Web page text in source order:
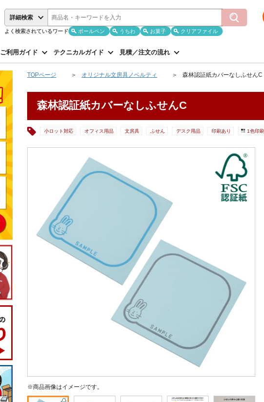
詳細検索
よく検索されているワード ボールペン うちわ お菓子 クリアファイル
ご利用ガイド テクニカルガイド 見積／注文の流れ
TOPページ オリジナル文房具ノベルティ 森林認証紙カバーなしふせんC
森林認証紙カバーなしふせんC
小ロット対応 オフィス用品 文房具 ふせん デスク用品 印刷あり 1色印刷
※商品画像はイメージです。